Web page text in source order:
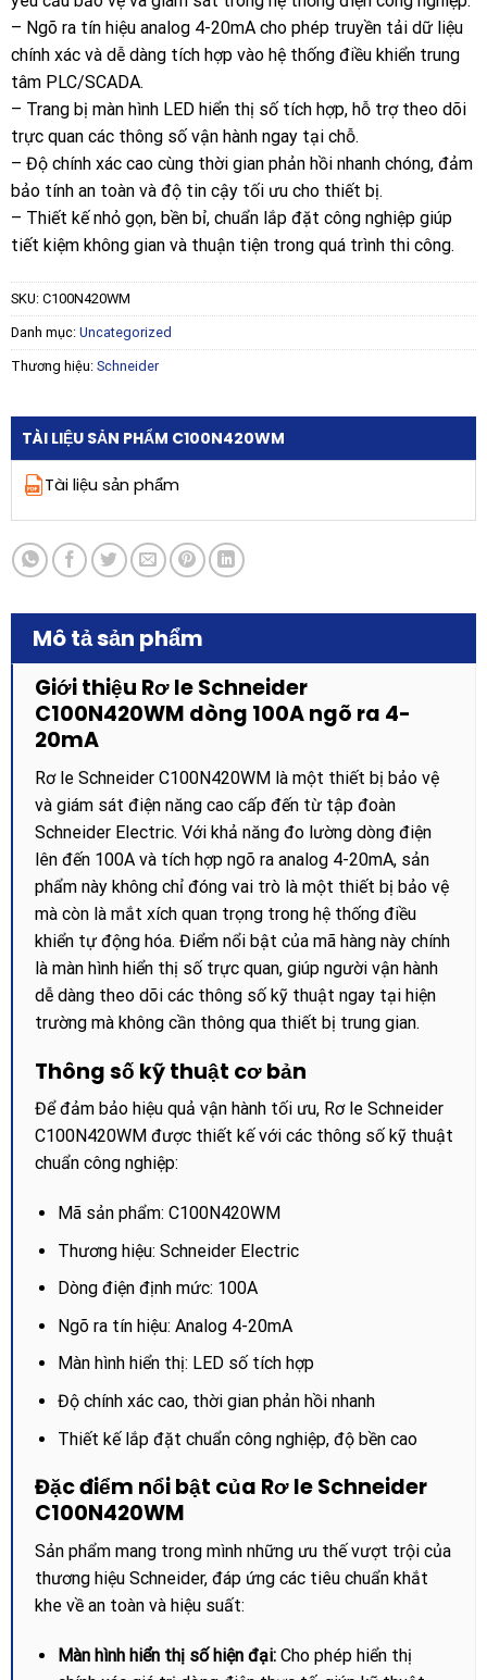
– Ngõ ra tín hiệu analog 4-20mA cho phép truyền tải dữ liệu
chính xác và dễ dàng tích hợp vào hệ thống điều khiển trung
tâm PLC/SCADA.
– Trang bị màn hình LED hiển thị số tích hợp, hỗ trợ theo dõi
trực quan các thông số vận hành ngay tại chỗ.
– Độ chính xác cao cùng thời gian phản hồi nhanh chóng, đảm
bảo tính an toàn và độ tin cậy tối ưu cho thiết bị.
– Thiết kế nhỏ gọn, bền bỉ, chuẩn lắp đặt công nghiệp giúp
tiết kiệm không gian và thuận tiện trong quá trình thi công.
SKU: C100N420WM
Danh mục: Uncategorized
Thương hiệu: Schneider
TÀI LIỆU SẢN PHẨM C100N420WM
Tài liệu sản phẩm
Mô tả sản phẩm
Giới thiệu Rơ le Schneider
C100N420WM dòng 100A ngõ ra 4-
20mA
Rơ le Schneider C100N420WM là một thiết bị bảo vệ
và giám sát điện năng cao cấp đến từ tập đoàn
Schneider Electric. Với khả năng đo lường dòng điện
lên đến 100A và tích hợp ngõ ra analog 4-20mA, sản
phẩm này không chỉ đóng vai trò là một thiết bị bảo vệ
mà còn là mắt xích quan trọng trong hệ thống điều
khiển tự động hóa. Điểm nổi bật của mã hàng này chính
là màn hình hiển thị số trực quan, giúp người vận hành
dễ dàng theo dõi các thông số kỹ thuật ngay tại hiện
trường mà không cần thông qua thiết bị trung gian.
Thông số kỹ thuật cơ bản
Để đảm bảo hiệu quả vận hành tối ưu, Rơ le Schneider
C100N420WM được thiết kế với các thông số kỹ thuật
chuẩn công nghiệp:
Mã sản phẩm: C100N420WM
Thương hiệu: Schneider Electric
Dòng điện định mức: 100A
Ngõ ra tín hiệu: Analog 4-20mA
Màn hình hiển thị: LED số tích hợp
Độ chính xác cao, thời gian phản hồi nhanh
Thiết kế lắp đặt chuẩn công nghiệp, độ bền cao
Đặc điểm nổi bật của Rơ le Schneider
C100N420WM
Sản phẩm mang trong mình những ưu thế vượt trội của
thương hiệu Schneider, đáp ứng các tiêu chuẩn khắt
khe về an toàn và hiệu suất:
Màn hình hiển thị số hiện đại:Cho phép hiển thị